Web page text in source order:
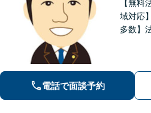
【無料
域対応
多数】
電話で面談予約